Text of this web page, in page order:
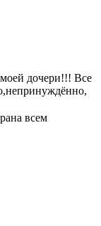
дочери!!! Все
всем